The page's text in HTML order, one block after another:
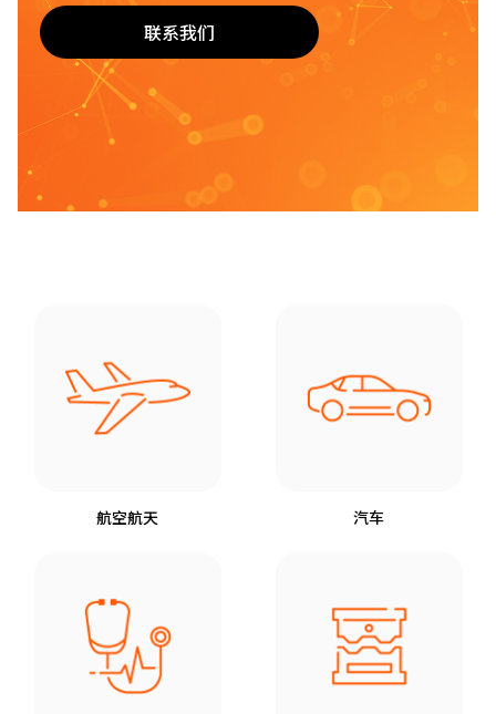
联系我们
航空航天 汽车